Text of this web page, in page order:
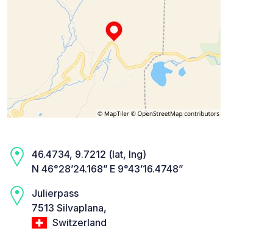
46.4734, 9.7212 (lat, lng)
N 46°28’24.168” E 9°43’16.4748”
Julierpass
7513 Silvaplana,
Switzerland